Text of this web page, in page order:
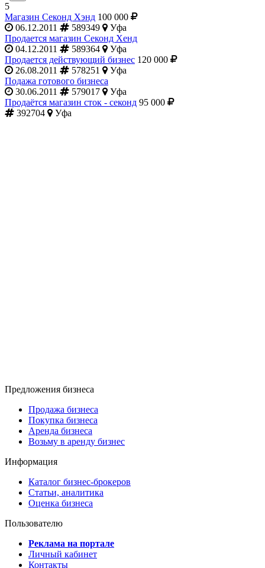
5
Магазин Секонд Хэнд 100 000
06.12.2011
589349
Уфа
Продается магазин Секонд Хенд
04.12.2011
589364
Уфа
Продается действующий бизнес 120 000
26.08.2011
578251
Уфа
Подажа готового бизнеса
30.06.2011
579017
Уфа
Продаётся магазин сток - секонд 95 000
392704
Уфа
Предложения бизнеса
Продажа бизнеса
Покупка бизнеса
Аренда бизнеса
Возьму в аренду бизнес
Информация
Каталог бизнес-брокеров
Статьи, аналитика
Оценка бизнеса
Пользователю
Реклама на портале
Личный кабинет
Контакты